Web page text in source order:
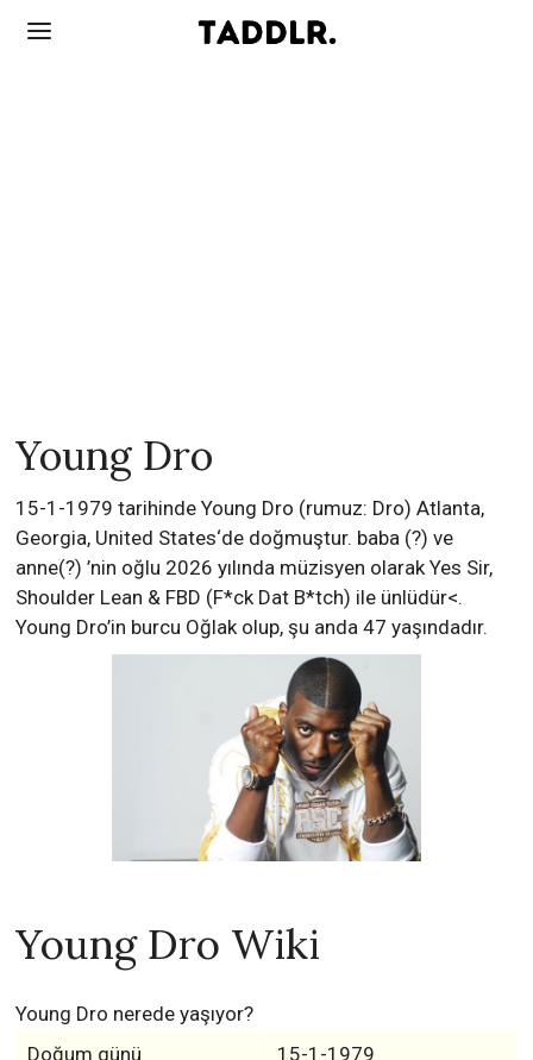
Young Dro
15-1-1979 tarihinde Young Dro (rumuz: Dro) Atlanta,
Georgia, United States‘de doğmuştur. baba (?) ve
anne(?) ’nin oğlu 2026 yılında müzisyen olarak Yes Sir,
Shoulder Lean & FBD (F*ck Dat B*tch) ile ünlüdür<.
Young Dro’in burcu Oğlak olup, şu anda 47 yaşındadır.
Young Dro Wiki
Young Dro nerede yaşıyor?
Doğum günü
15-1-1979